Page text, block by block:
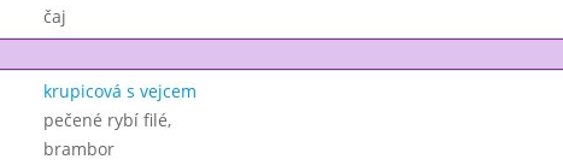
čaj
krupicová s vejcem
pečené rybí filé,
brambor